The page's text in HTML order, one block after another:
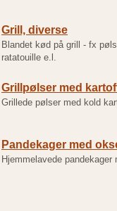
Grill, diverse
Blandet kød på grill - fx
ratatouille e.l.
Grillpølser med
Grillede pølser med kold
Pandekager med
Hjemmelavede